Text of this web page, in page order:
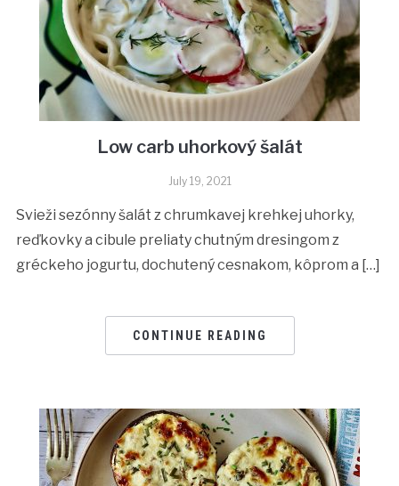
Low carb uhorkový šalát
July 19, 2021
Svieži sezónny šalát z chrumkavej krehkej uhorky,
reďkovky a cibule preliaty chutným dresingom z
gréckeho jogurtu, dochutený cesnakom, kôprom a […]
CONTINUE READING